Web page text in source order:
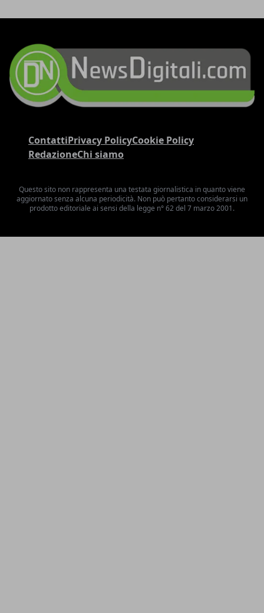
ContattiPrivacy PolicyCookie Policy
RedazioneChi siamo
Questo sito non rappresenta una testata giornalistica in quanto viene
aggiornato senza alcuna periodicità. Non può pertanto considerarsi un
prodotto editoriale ai sensi della legge n° 62 del 7 marzo 2001.